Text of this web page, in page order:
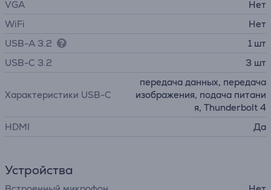
VGA
Нет
WiFi
Нет
USB-A 3.2
1 шт
USB-C 3.2
3 шт
Характеристики USB-C
передача данных, передача
изображения, подача питани
я, Thunderbolt 4
HDMI
Да
Устройства